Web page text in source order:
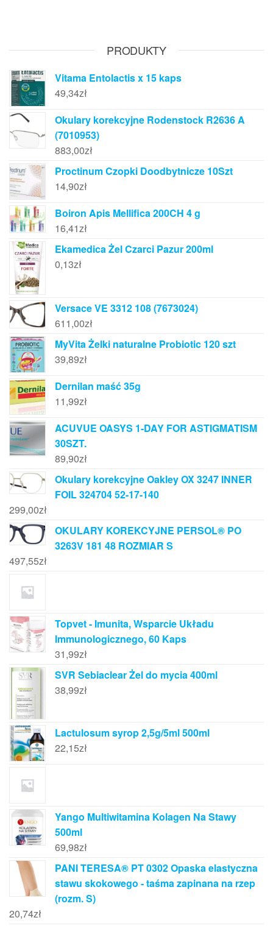
PRODUKTY
Vitama Entolactis x 15 kaps
49,34zł
Okulary korekcyjne Rodenstock R2636 A
(7010953)
883,00zł
Proctinum Czopki Doodbytnicze 10Szt
14,90zł
Boiron Apis Mellifica 200CH 4 g
16,41zł
Ekamedica Żel Czarci Pazur 200ml
0,13zł
Versace VE 3312 108 (7673024)
611,00zł
MyVita Żelki naturalne Probiotic 120 szt
39,89zł
Dernilan maść 35g
11,99zł
ACUVUE OASYS 1-DAY FOR ASTIGMATISM
30SZT.
89,90zł
Okulary korekcyjne Oakley OX 3247 INNER
FOIL 324704 52-17-140
299,00zł
OKULARY KOREKCYJNE PERSOL® PO
3263V 181 48 ROZMIAR S
497,55zł
Topvet - Imunita, Wsparcie Układu
Immunologicznego, 60 Kaps
31,99zł
SVR Sebiaclear Żel do mycia 400ml
38,99zł
Lactulosum syrop 2,5g/5ml 500ml
22,15zł
Yango Multiwitamina Kolagen Na Stawy
500ml
69,98zł
PANI TERESA® PT 0302 Opaska elastyczna
stawu skokowego - taśma zapinana na rzep
(rozm. S)
20,74zł